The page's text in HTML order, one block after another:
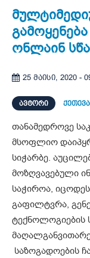
ონლაინ
25 მაისი, 2020 -
ᲐᲕᲢᲝᲠᲘ
თანამედროვე
მსოფლიო
სიჭარბე.
მოზღვავებული
საჭიროა,
გაფილტვრა,
ტექნოლოგიების
საზოგადოების